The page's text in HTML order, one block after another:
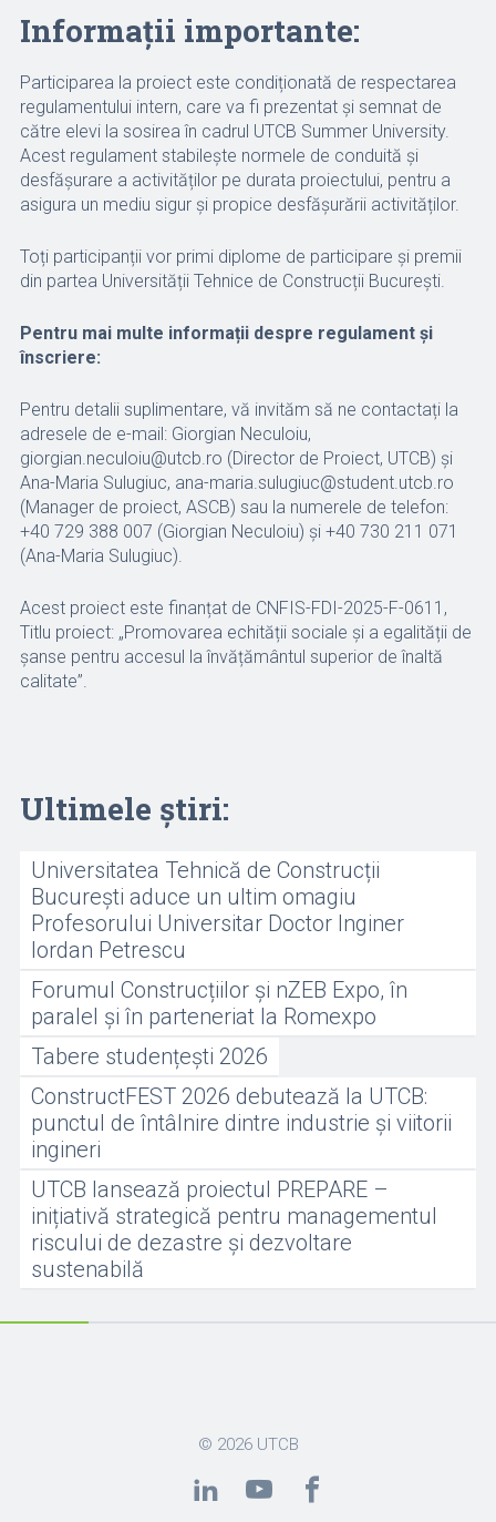
Informații importante:
Participarea la proiect este condiționată de respectarea
regulamentului intern, care va fi prezentat și semnat de
către elevi la sosirea în cadrul UTCB Summer University.
Acest regulament stabilește normele de conduită și
desfășurare a activităților pe durata proiectului, pentru a
asigura un mediu sigur și propice desfășurării activităților.
Toți participanții vor primi diplome de participare și premii
din partea Universității Tehnice de Construcții București.
Pentru mai multe informații despre regulament și
înscriere:
Pentru detalii suplimentare, vă invităm să ne contactați la
adresele de e-mail: Giorgian Neculoiu,
giorgian.neculoiu@utcb.ro (Director de Proiect, UTCB) și
Ana-Maria Sulugiuc, ana-maria.sulugiuc@student.utcb.ro
(Manager de proiect, ASCB) sau la numerele de telefon:
+40 729 388 007 (Giorgian Neculoiu) și +40 730 211 071
(Ana-Maria Sulugiuc).
Acest proiect este finanțat de CNFIS-FDI-2025-F-0611,
Titlu proiect: „Promovarea echității sociale și a egalității de
șanse pentru accesul la învățământul superior de înaltă
calitate”.
Ultimele știri:
Universitatea Tehnică de Construcții
București aduce un ultim omagiu
Profesorului Universitar Doctor Inginer
Iordan Petrescu
Forumul Construcțiilor și nZEB Expo, în
paralel și în parteneriat la Romexpo
Tabere studențești 2026
ConstructFEST 2026 debutează la UTCB:
punctul de întâlnire dintre industrie și viitorii
ingineri
UTCB lansează proiectul PREPARE –
inițiativă strategică pentru managementul
riscului de dezastre și dezvoltare
sustenabilă
© 2026 UTCB